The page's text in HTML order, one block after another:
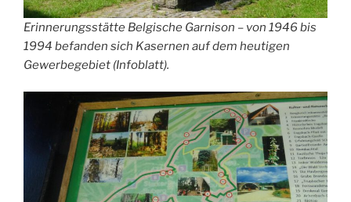
Erinnerungsstätte Belgische Garnison – von 1946 bis
1994 befanden sich Kasernen auf dem heutigen
Gewerbegebiet (Infoblatt).